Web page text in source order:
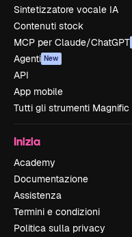
Sintetizzatore vocale IA
Contenuti stock
MCP per Claude/ChatGPT
Agenti New
API
App mobile
Tutti gli strumenti Magnific
Inizia
Academy
Documentazione
Assistenza
Termini e condizioni
Politica sulla privacy